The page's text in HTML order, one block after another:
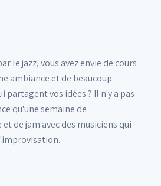
le jazz, vous avez envie de cours
ambiance et de beaucoup
partagent vos idées ? Il n'y a pas
qu'une semaine de
de jam avec des musiciens qui